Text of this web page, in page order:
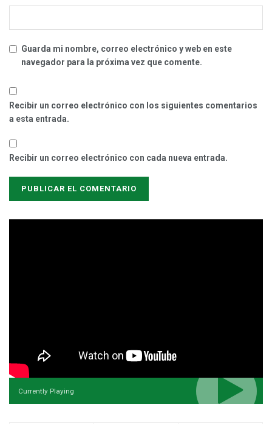
Guarda mi nombre, correo electrónico y web en este
navegador para la próxima vez que comente.
Recibir un correo electrónico con los siguientes comentarios
a esta entrada.
Recibir un correo electrónico con cada nueva entrada.
Currently Playing